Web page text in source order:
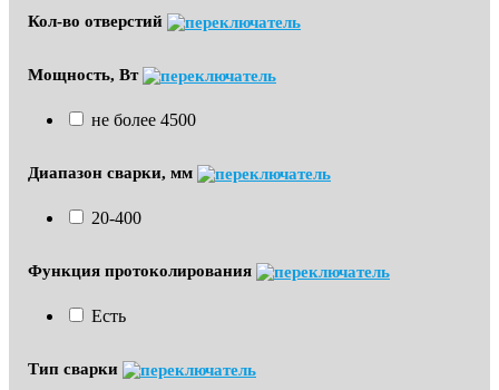
Кол-во отверстий
Мощность, Вт
не более 4500
Диапазон сварки, мм
20-400
Функция протоколирования
Есть
Тип сварки